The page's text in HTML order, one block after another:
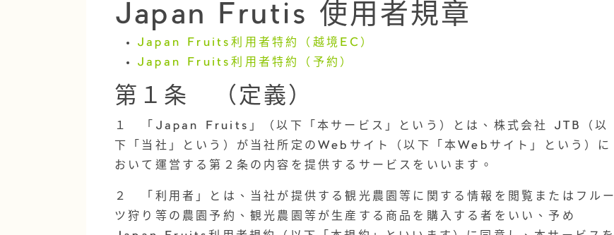
Japan Frutis 使用者規章
Japan Fruits利用者特約（越境EC）
Japan Fruits利用者特約（予約）
第１条 （定義）
１ 「Japan Fruits」（以下「本サービス」という）とは、株式会社 JTB（以
下「当社」という）が当社所定のWebサイト（以下「本Webサイト」という）に
おいて運営する第２条の内容を提供するサービスをいいます。
２ 「利用者」とは、当社が提供する観光農園等に関する情報を閲覧またはフルー
ツ狩り等の農園予約、観光農園等が生産する商品を購入する者をいい、予め